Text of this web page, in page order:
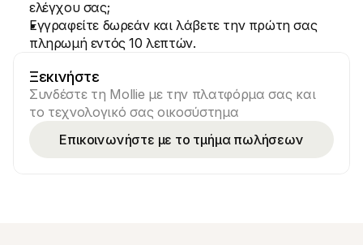
ελέγχου σας;
Εγγραφείτε δωρεάν και λάβετε την πρώτη σας
πληρωμή εντός 10 λεπτών.
Ξεκινήστε
Συνδέστε τη Mollie με την πλατφόρμα σας και
το τεχνολογικό σας οικοσύστημα
Επικοινωνήστε με το τμήμα πωλήσεων